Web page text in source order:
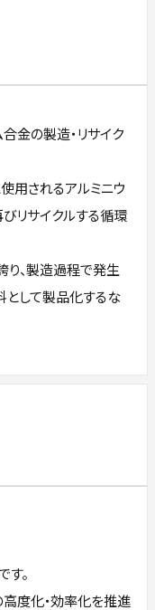
金の製造・リサイク
用されるアルミニウ
リサイクルする循環
り、製造過程で発生
して製品化するな
。
度化・効率化を推進